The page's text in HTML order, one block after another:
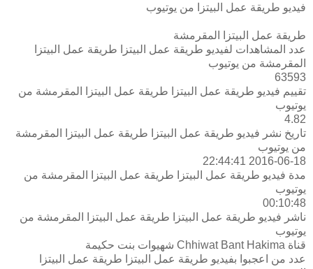
فيديو طريقة عمل البيتزا من يوتيوب
طريقة عمل البيتزا المقرمشة
عدد المشاهدات لفيديو طريقة عمل البيتزا طريقة عمل البيتزا
المقرمشة من يوتيوب
63593
تقييم فيديو طريقة عمل البيتزا طريقة عمل البيتزا المقرمشة من
يوتيوب
4.82
تاريخ نشر فيديو طريقة عمل البيتزا طريقة عمل البيتزا المقرمشة
من يوتيوب
2016-06-18 22:44:41
مدة فيديو طريقة عمل البيتزا طريقة عمل البيتزا المقرمشة من
يوتيوب
00:10:48
ناشر فيديو طريقة عمل البيتزا طريقة عمل البيتزا المقرمشة من
يوتيوب
قناة Chhiwat Bant Hakima شهيوات بنت حكيمة
عدد من اعجبوا بفيديو طريقة عمل البيتزا طريقة عمل البيتزا